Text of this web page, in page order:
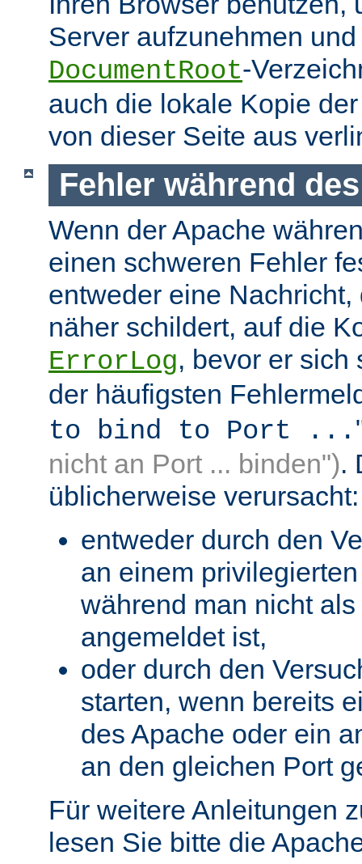
Server aufzunehmen
DocumentRoot-
auch die lokale Kopie
von dieser Seite aus
Fehler während
Wenn der Apache
einen schweren Fehler
entweder eine
näher schildert, auf die
ErrorLog, bevor er sich
der häufigsten
to bind to Port ...
nicht an Port ... binden").
üblicherweise verursacht:
entweder durch den
an einem
während man nicht
angemeldet ist,
oder durch den
starten, wenn bereits
des Apache oder ein
an den gleichen Port
Für weitere Anleitungen
lesen Sie bitte die